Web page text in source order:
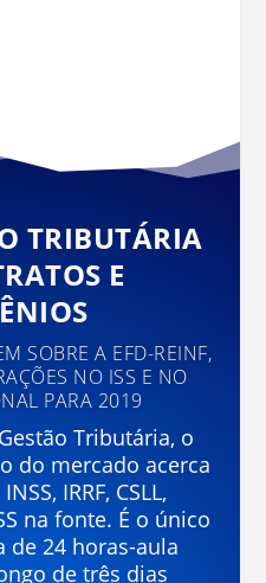
TRIBUTÁRIA
E
SOBRE A EFD-REINF,
NO ISS E NO
PARA 2019
Tributária, o
do mercado acerca
IRRF, CSLL,
na fonte. É o único
de 24 horas-aula
de três dias